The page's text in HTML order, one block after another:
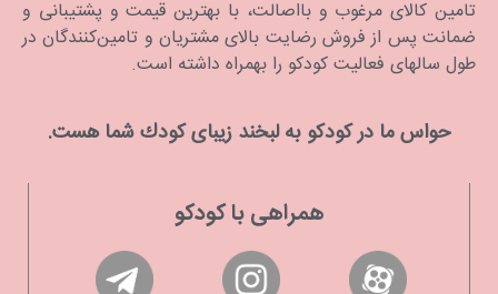
تامین کالای مرغوب و بااصالت، با بهترین قیمت و پشتیبانی و
ضمانت پس از فروش رضایت بالای مشتریان و تامین‌کنندگان در
طول سالهای فعالیت کودکو را بهمراه داشته است.
حواس ما در كودكو به لبخند زیبای كودك شما هست.
همراهی با کودکو